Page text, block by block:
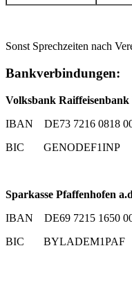
Sonst Sprechzeiten nach
Bankverbindungen:
Volksbank
IBAN DE73 7216 0818
BIC GENODEF1INP
Sparkasse Pfaffenhofen
IBAN DE69 7215 1650
BIC BYLADEM1PAF